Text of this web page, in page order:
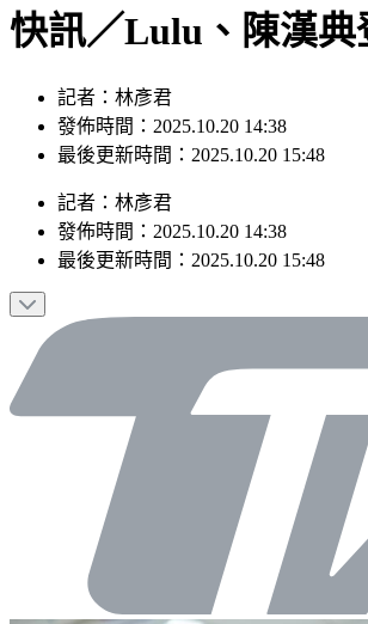
快訊／Lulu、陳漢
記者：林彥君
發佈時間：2025.10.20 14:38
最後更新時間：2025.10.20 15:48
記者 ： 林彥君
發佈時間： 2025.10.20 14:38
最後更新時間： 2025.10.20 15:48